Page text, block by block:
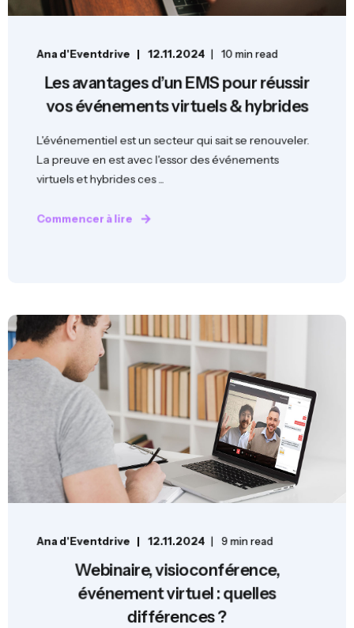
Ana d'Eventdrive 12.11.2024 10 min read
Les avantages d’un EMS pour réussir
vos événements virtuels & hybrides
L'événementiel est un secteur qui sait se renouveler.
La preuve en est avec l'essor des événements
virtuels et hybrides ces ...
Commencer à lire
Ana d'Eventdrive 12.11.2024 9 min read
Webinaire, visioconférence,
événement virtuel : quelles
différences ?